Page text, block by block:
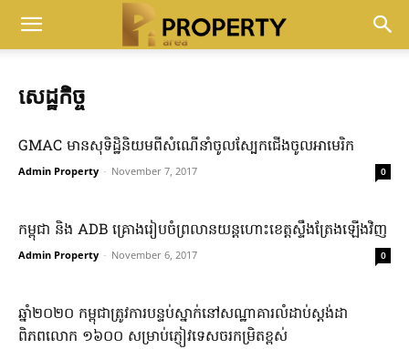
សេដ្ឋកិច្ច
GMAC មាន​សុទិដ្ឋិនិយម​ពី​សំណើ​នាំចូល​ស្បែកជើង​ចូល​អាមេរិក
Admin Property - November 7, 2017 0
កម្ពុជា និង ADB គ្រោង​រៀបចំ​ព្រលានយន្តហោះ​ខេត្តស្ទឹងត្រែង​ឡើងវិញ
Admin Property - November 6, 2017 0
ឆ្នាំ២០២០ កម្ពុជាត្រូវការបន្ទប់ស្នាក់នៅសណ្ឋាគារលំដាប់ស្ដង់ដា
ពិភពលោក ១៦០០ សម្រាប់ភ្ញៀវទេសចរកម្រិតខ្ពស់